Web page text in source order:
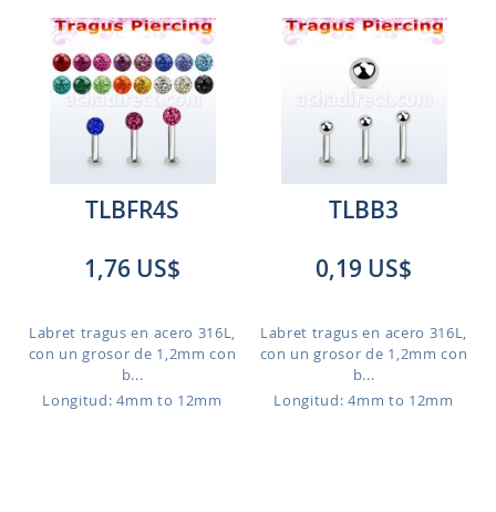
TLBFR4S
1,76 US$
Labret tragus en acero 316L,
con un grosor de 1,2mm con
b...
Longitud: 4mm to 12mm
TLBB3
0,19 US$
Labret tragus en acero 316L,
con un grosor de 1,2mm con
b...
Longitud: 4mm to 12mm